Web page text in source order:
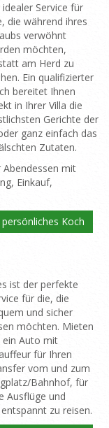
idealer Service für
die während ihres
verwöhnt
möchten,
am Herd zu
Ein qualifizierter
bereitet Ihnen
in Ihrer Villa die
Gerichte der
ganz einfach das
Zutaten.
mit
Einkauf,
Koch
ist der perfekte
für die, die
und sicher
möchten. Mieten
ein Auto mit
für Ihren
vom und zum
Bahnhof, für
Ausflüge und
zu reisen.